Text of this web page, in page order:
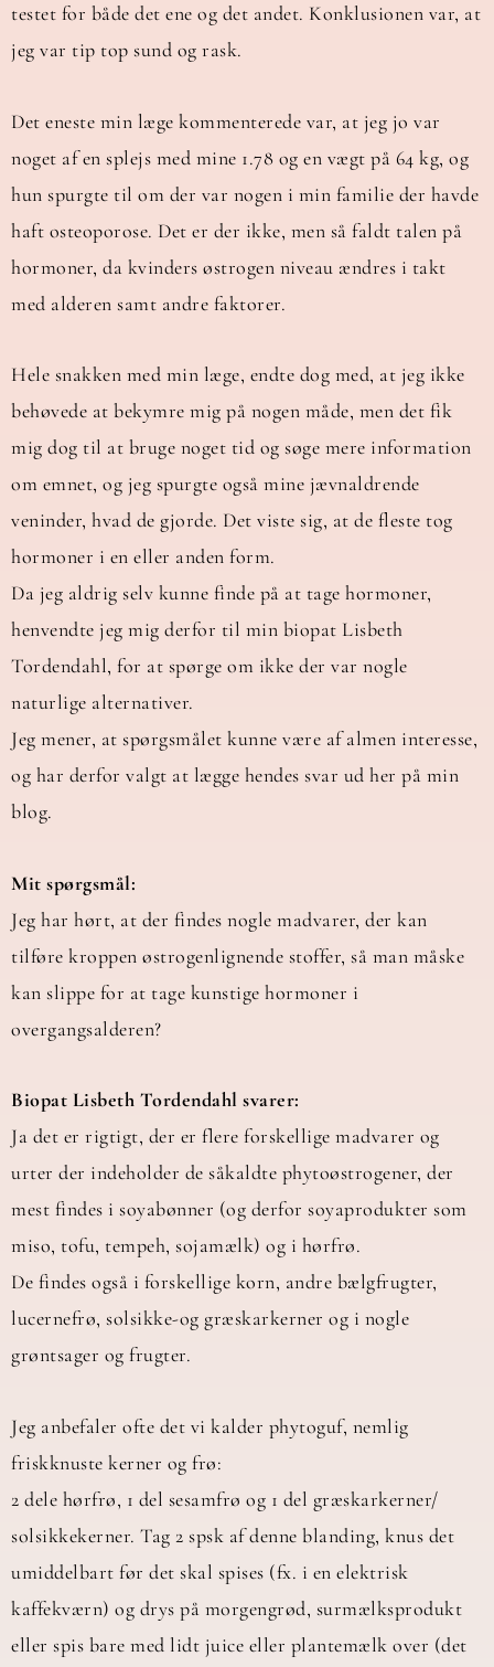
testet for både det ene og det andet. Konklusionen var, at
jeg var tip top sund og rask.
Det eneste min læge kommenterede var, at jeg jo var
noget af en splejs med mine 1.78 og en vægt på 64 kg, og
hun spurgte til om der var nogen i min familie der havde
haft osteoporose. Det er der ikke, men så faldt talen på
hormoner, da kvinders østrogen niveau ændres i takt
med alderen samt andre faktorer.
Hele snakken med min læge, endte dog med, at jeg ikke
behøvede at bekymre mig på nogen måde, men det fik
mig dog til at bruge noget tid og søge mere information
om emnet, og jeg spurgte også mine jævnaldrende
veninder, hvad de gjorde. Det viste sig, at de fleste tog
hormoner i en eller anden form.
Da jeg aldrig selv kunne finde på at tage hormoner,
henvendte jeg mig derfor til min biopat Lisbeth
Tordendahl, for at spørge om ikke der var nogle
naturlige alternativer.
Jeg mener, at spørgsmålet kunne være af almen interesse,
og har derfor valgt at lægge hendes svar ud her på min
blog.
Mit spørgsmål:
Jeg har hørt, at der findes nogle madvarer, der kan
tilføre kroppen østrogenlignende stoffer, så man måske
kan slippe for at tage kunstige hormoner i
overgangsalderen?
Biopat Lisbeth Tordendahl svarer:
Ja det er rigtigt, der er flere forskellige madvarer og
urter der indeholder de såkaldte phytoøstrogener, der
mest findes i soyabønner (og derfor soyaprodukter som
miso, tofu, tempeh, sojamælk) og i hørfrø.
De findes også i forskellige korn, andre bælgfrugter,
lucernefrø, solsikke-og græskarkerner og i nogle
grøntsager og frugter.
Jeg anbefaler ofte det vi kalder phytoguf, nemlig
friskknuste kerner og frø:
2 dele hørfrø, 1 del sesamfrø og 1 del græskarkerner/
solsikkekerner. Tag 2 spsk af denne blanding, knus det
umiddelbart før det skal spises (fx. i en elektrisk
kaffekværn) og drys på morgengrød, surmælksprodukt
eller spis bare med lidt juice eller plantemælk over (det